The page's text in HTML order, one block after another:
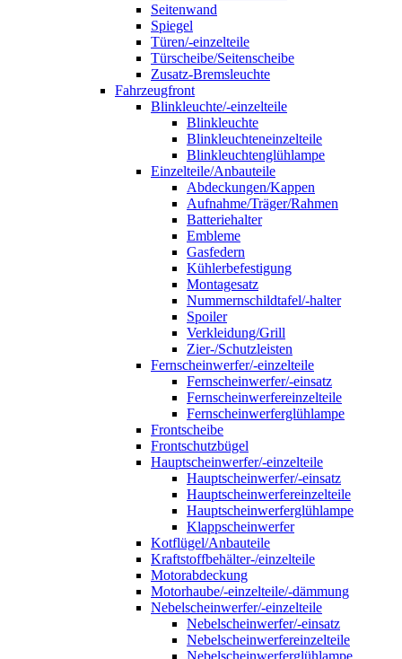
Seitenwand
Spiegel
Türen/-einzelteile
Türscheibe/Seitenscheibe
Zusatz-Bremsleuchte
Fahrzeugfront
Blinkleuchte/-einzelteile
Blinkleuchte
Blinkleuchteneinzelteile
Blinkleuchtenglühlampe
Einzelteile/Anbauteile
Abdeckungen/Kappen
Aufnahme/Träger/Rahmen
Batteriehalter
Embleme
Gasfedern
Kühlerbefestigung
Montagesatz
Nummernschildtafel/-halter
Spoiler
Verkleidung/Grill
Zier-/Schutzleisten
Fernscheinwerfer/-einzelteile
Fernscheinwerfer/-einsatz
Fernscheinwerfereinzelteile
Fernscheinwerferglühlampe
Frontscheibe
Frontschutzbügel
Hauptscheinwerfer/-einzelteile
Hauptscheinwerfer/-einsatz
Hauptscheinwerfereinzelteile
Hauptscheinwerferglühlampe
Klappscheinwerfer
Kotflügel/Anbauteile
Kraftstoffbehälter-/einzelteile
Motorabdeckung
Motorhaube/-einzelteile/-dämmung
Nebelscheinwerfer/-einzelteile
Nebelscheinwerfer/-einsatz
Nebelscheinwerfereinzelteile
Nebelscheinwerferglühlampe